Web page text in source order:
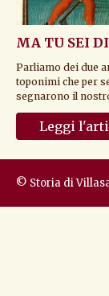
Parliamo dei due
toponimi che per
segnarono il
territorio.
Leggi
© Storia di